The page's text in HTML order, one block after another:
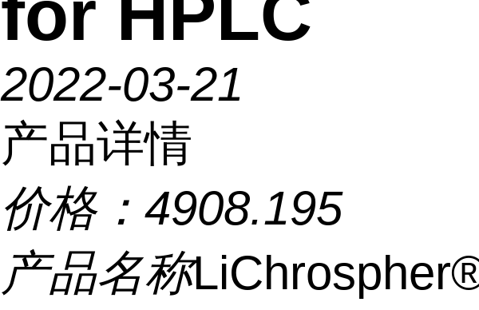
2022-03-21
产品详情
价格： 4908.195
产品名称